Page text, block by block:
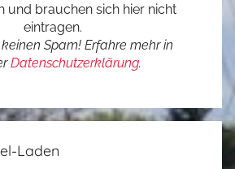
und brauchen sich hier nicht
eintragen.
Spam! Erfahre mehr in
Datenschutzerklärung.
Laden